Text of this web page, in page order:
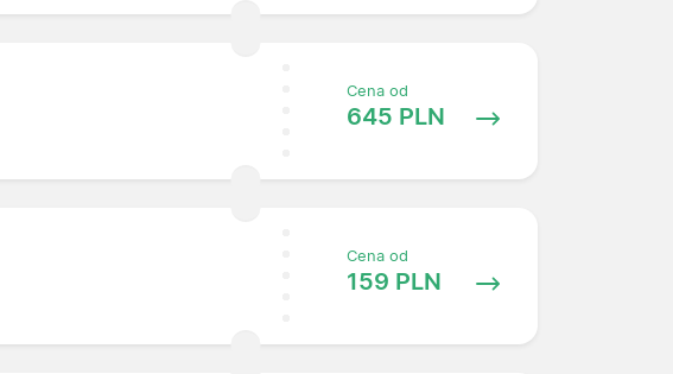
Cena od
645 PLN
Cena od
159 PLN